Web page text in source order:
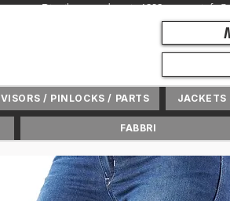
+ Distributeur depuis 1982 + info@
VISORS / PINLOCKS / PARTS JACKETS
FABBRI